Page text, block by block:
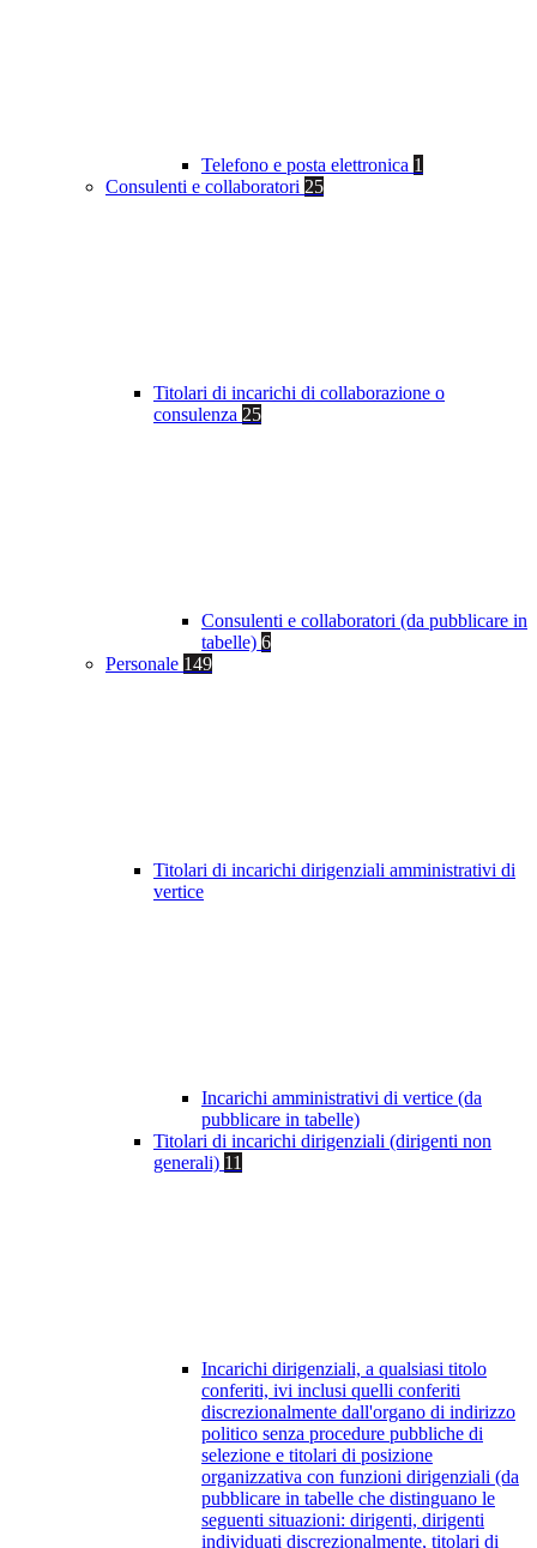
Telefono e posta elettronica 1
Consulenti e collaboratori 25
Titolari di incarichi di collaborazione o
consulenza 25
Consulenti e collaboratori (da pubblicare in
tabelle) 6
Personale 149
Titolari di incarichi dirigenziali amministrativi di
vertice
Incarichi amministrativi di vertice (da
pubblicare in tabelle)
Titolari di incarichi dirigenziali (dirigenti non
generali) 11
Incarichi dirigenziali, a qualsiasi titolo
conferiti, ivi inclusi quelli conferiti
discrezionalmente dall'organo di indirizzo
politico senza procedure pubbliche di
selezione e titolari di posizione
organizzativa con funzioni dirigenziali (da
pubblicare in tabelle che distinguano le
seguenti situazioni: dirigenti, dirigenti
individuati discrezionalmente, titolari di